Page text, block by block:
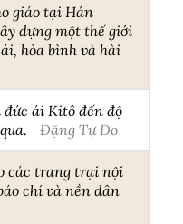
giáo tại Hán
dựng một thế giới
hòa bình và hài
ái Kitô đến độ
Đặng Tự Do
các trang trại nội
chí và nền dân